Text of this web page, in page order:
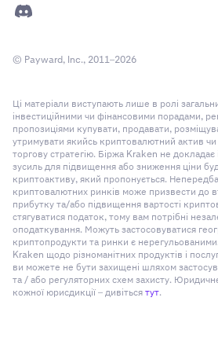
© Payward, Inc., 2011–2026
Ці матеріали виступають лише в ролі
інвестиційними чи фінансовими порадами,
пропозиціями купувати, продавати,
утримувати якийсь криптовалютний актив чи
торгову стратегію. Біржа Kraken не докладає
зусиль для підвищення або зниження ціни
криптоактиву, який пропонується.
криптовалютних ринків може призвести до
прибутку та/або підвищення вартості
стягуватися податок, тому вам потрібні
оподаткування. Можуть застосовуватися
криптопродукти та ринки є
Kraken щодо різноманітних продуктів і
ви можете не бути захищені шляхом
та / або регуляторних схем захисту.
кожної юрисдикції – дивітьсятут.